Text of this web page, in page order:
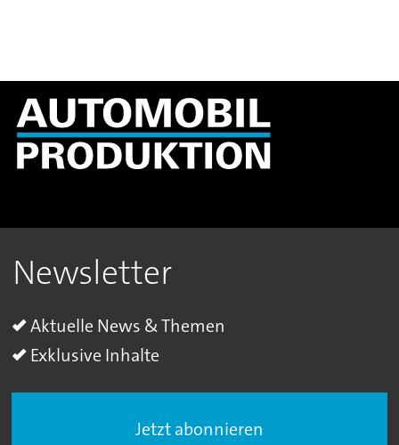
Newsletter
Aktuelle News & Themen
Exklusive Inhalte
Jetzt abonnieren